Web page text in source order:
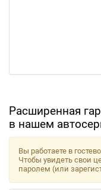
Расширенная
в нашем
Вы работаете в
Чтобы увидеть свои
паролем (или